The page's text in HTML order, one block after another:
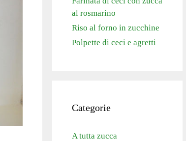
al rosmarino
Riso al forno in zucchine
Polpette di ceci e agretti
Categorie
A tutta zucca